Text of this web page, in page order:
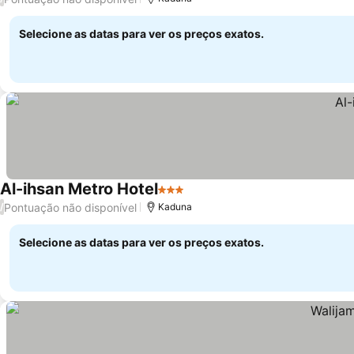
Selecione as datas para ver os preços exatos.
Al-ihsan Metro Hotel3 Estrelas
/Pontuação não disponível Kaduna
Selecione as datas para ver os preços exatos.